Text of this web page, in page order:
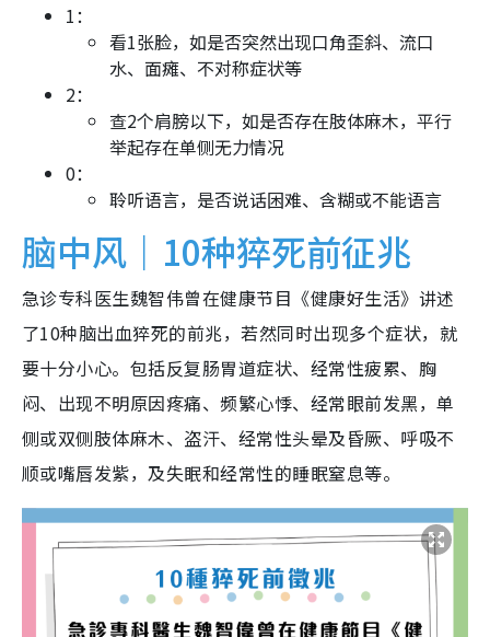
1：
看1张脸，如是否突然出现口角歪斜、流口
水、面瘫、不对称症状等
2：
查2个肩膀以下，如是否存在肢体麻木，平行
举起存在单侧无力情况
0：
聆听语言，是否说话困难、含糊或不能语言
脑中风｜10种猝死前征兆
急诊专科医生魏智伟曾在健康节目《健康好生活》讲述
了10种脑出血猝死的前兆，若然同时出现多个症状，就
要十分小心。包括反复肠胃道症状、经常性疲累、胸
闷、出现不明原因疼痛、频繁心悸、经常眼前发黑，单
侧或双侧肢体麻木、盗汗、经常性头晕及昏厥、呼吸不
顺或嘴唇发紫，及失眠和经常性的睡眠窒息等。